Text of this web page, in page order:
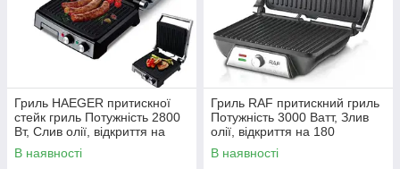
Гриль HAEGER притискної
стейк гриль Потужність 2800
Вт, Слив олії, відкриття на
180 градусів, Чорний
В наявності
Гриль RAF притискний гриль
Потужність 3000 Ватт, Злив
олії, відкриття на 180
градусів, Чорний
В наявності